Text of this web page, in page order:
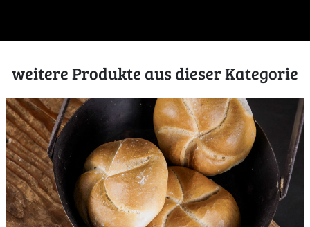
weitere Produkte aus dieser Kategorie